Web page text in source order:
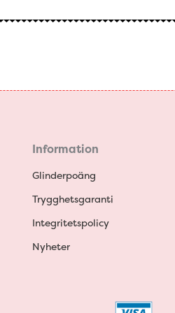
Information
Glinderpoäng
Trygghetsgaranti
Integritetspolicy
Nyheter